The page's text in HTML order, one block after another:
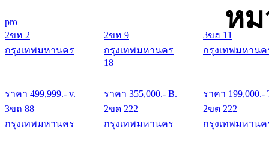
หม
pro
2ขห 2
กรุงเทพมหานคร
ราคา 499,999.- v.
2ขห 9
กรุงเทพมหานคร
18
ราคา 355,000.- B.
3ขฮ 11
กรุงเทพมหานค
ราคา 199,000.-
3ขถ 88
กรุงเทพมหานคร
2ขด 222
กรุงเทพมหานคร
2ขต 222
กรุงเทพมหานค